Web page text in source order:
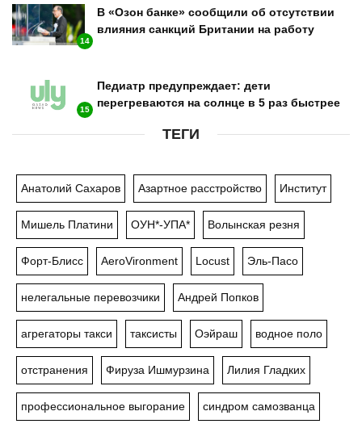
14
В «Озон банке» сообщили об отсутствии
влияния санкций Британии на работу
15
Педиатр предупреждает: дети
перегреваются на солнце в 5 раз быстрее
ТЕГИ
Анатолий Сахаров Азартное расстройство Институт
Мишель Платини ОУН*-УПА* Волынская резня
Форт-Блисс AeroVironment Locust Эль-Пасо
нелегальные перевозчики Андрей Попков
агрегаторы такси таксисты Оэйраш водное поло
отстранения Фируза Ишмурзина Лилия Гладких
профессиональное выгорание синдром самозванца